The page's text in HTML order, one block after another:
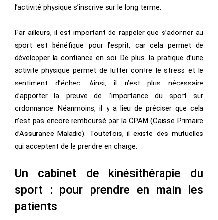
l’activité physique s’inscrive sur le long terme.
Par ailleurs, il est important de rappeler que s’adonner au
sport est bénéfique pour l’esprit, car cela permet de
développer la confiance en soi. De plus, la pratique d’une
activité physique permet de lutter contre le stress et le
sentiment d’échec. Ainsi, il n’est plus nécessaire
d’apporter la preuve de l’importance du sport sur
ordonnance. Néanmoins, il y a lieu de préciser que cela
n’est pas encore remboursé par la CPAM (Caisse Primaire
d’Assurance Maladie). Toutefois, il existe des mutuelles
qui acceptent de le prendre en charge.
Un cabinet de kinésithérapie du
sport : pour prendre en main les
patients